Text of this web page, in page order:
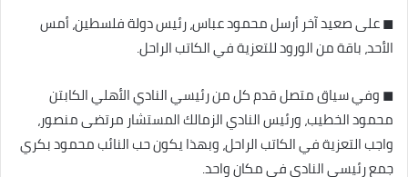
◼ على صعيد آخر أرسل محمود عباس، رئيس دولة فلسطين، أمس
الأحد، باقة من الورود للتعزية في الكاتب الراحل.
◼ وفي سياق متصل قدم كل من رئيسي النادي الأهلي الكابتن
محمود الخطيب، ورئيس النادي الزمالك المستشار مرتضى منصور،
واجب التعزية في الكاتب الراحل، وبهذا يكون حب النائب محمود بكري
جمع رئيسي النادي في مكان واحد.